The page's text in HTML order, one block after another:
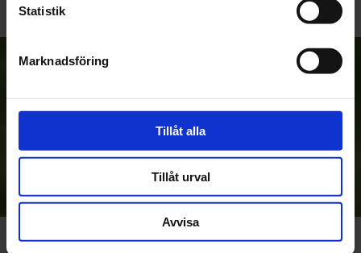
Statistik
Marknadsföring
Tillåt alla
Tillåt urval
Avvisa
Anmäl dig till vårt nyhetsbrev!
Dina personuppgifter behandlas i enlighet med vår
Om Rullskidcenter